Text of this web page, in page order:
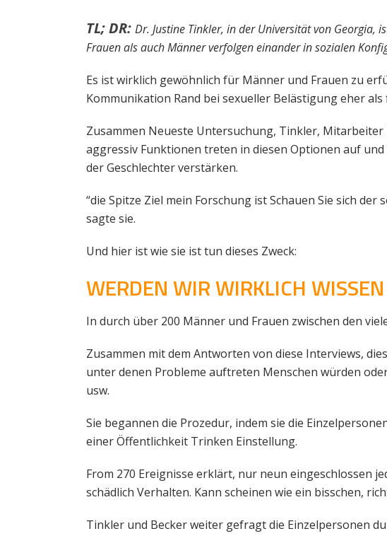
TL; DR: Dr. Justine Tinkler, in der Universität von Georgia,
Frauen als auch Männer verfolgen einander in sozialen
Es ist wirklich gewöhnlich für Männer und Frauen zu
Kommunikation Rand bei sexueller Belästigung eher
Zusammen Neueste Untersuchung, Tinkler,
aggressiv Funktionen treten in diesen Optionen auf
der Geschlechter verstärken.
“die Spitze Ziel mein Forschung ist Schauen Sie sich
sagte sie.
Und hier ist wie sie ist tun dieses Zweck:
WERDEN WIR WIRKLICH
In durch über 200 Männer und Frauen zwischen den
Zusammen mit dem Antworten von diese Interviews,
unter denen Probleme auftreten Menschen würden
usw.
Sie begannen die Prozedur, indem sie die
einer Öffentlichkeit Trinken Einstellung.
From 270 Ereignisse erklärt, nur neun eingeschlossen
schädlich Verhalten. Kann scheinen wie ein bisschen,
Tinkler und Becker weiter gefragt die Einzelpersonen